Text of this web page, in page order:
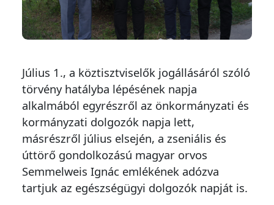
Július 1., a köztisztviselők jogállásáról szóló
törvény hatályba lépésének napja
alkalmából egyrészről az önkormányzati és
kormányzati dolgozók napja lett,
másrészről július elsején, a zseniális és
úttörő gondolkozású magyar orvos
Semmelweis Ignác emlékének adózva
tartjuk az egészségügyi dolgozók napját is.